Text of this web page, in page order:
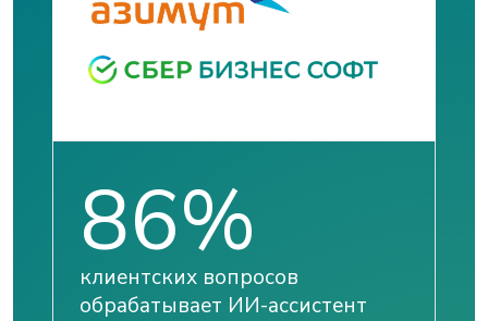
86%
клиентских вопросов
обрабатывает ИИ-ассистент